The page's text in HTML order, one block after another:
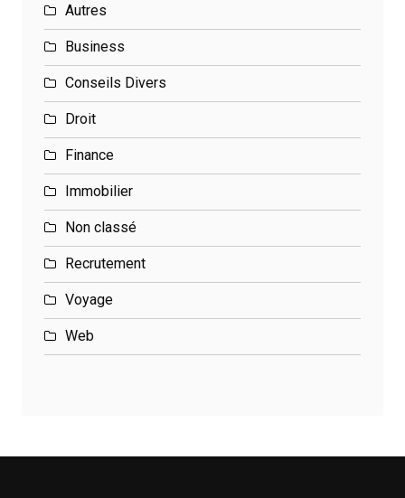
Autres
Business
Conseils Divers
Droit
Finance
Immobilier
Non classé
Recrutement
Voyage
Web